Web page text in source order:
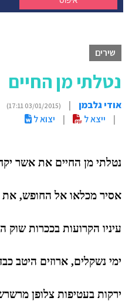
שירים
נטלתי מן החיים
אודי גלבמן |
(03/01/2015 17:11)
|
ייצא ל | יצוא ל
נטלתי מן החיים את אשר
אסיר מכלאו אל החופש, את
עיניו הקרועות בככרות שוק
ימי נשקלים, ארוזים היטב
ירקות בעטיפות צלופן